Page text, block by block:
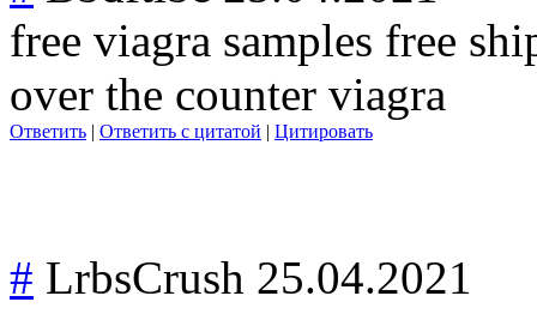
free viagra samples free
over the counter viagra
Ответить | Ответить с цитатой | Цитировать
# LrbsCrush 25.04.2021